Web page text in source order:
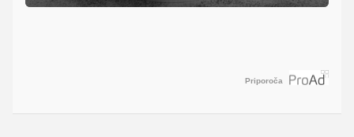
Priporoča